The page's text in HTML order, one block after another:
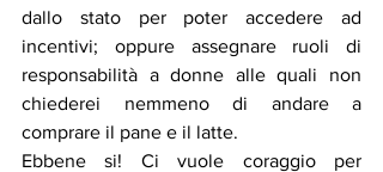
dallo stato per poter accedere ad
incentivi; oppure assegnare ruoli di
responsabilità a donne alle quali non
chiederei nemmeno di andare a
comprare il pane e il latte.
Ebbene si! Ci vuole coraggio per